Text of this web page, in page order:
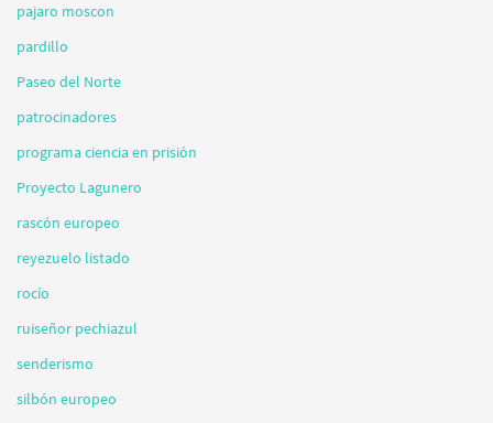
pajaro moscon
pardillo
Paseo del Norte
patrocinadores
programa ciencia en prisión
Proyecto Lagunero
rascón europeo
reyezuelo listado
rocío
ruiseñor pechiazul
senderismo
silbón europeo